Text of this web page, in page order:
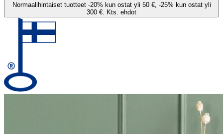
Normaalihintaiset tuotteet -20% kun ostat yli 50 €, -25% kun ostat yli
300 €. Kts. ehdot